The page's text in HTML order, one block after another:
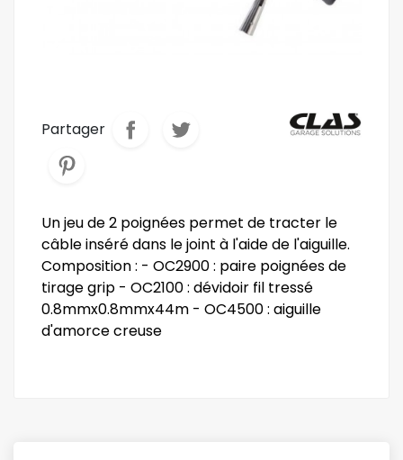
Partager
Un jeu de 2 poignées permet de tracter le
câble inséré dans le joint à l'aide de l'aiguille.
Composition : - OC2900 : paire poignées de
tirage grip - OC2100 : dévidoir fil tressé
0.8mmx0.8mmx44m - OC4500 : aiguille
d'amorce creuse